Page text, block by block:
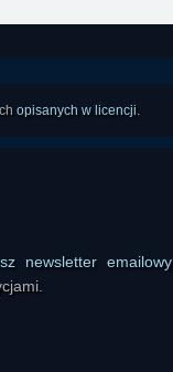
opisanych w licencji.
newsletter emailowy